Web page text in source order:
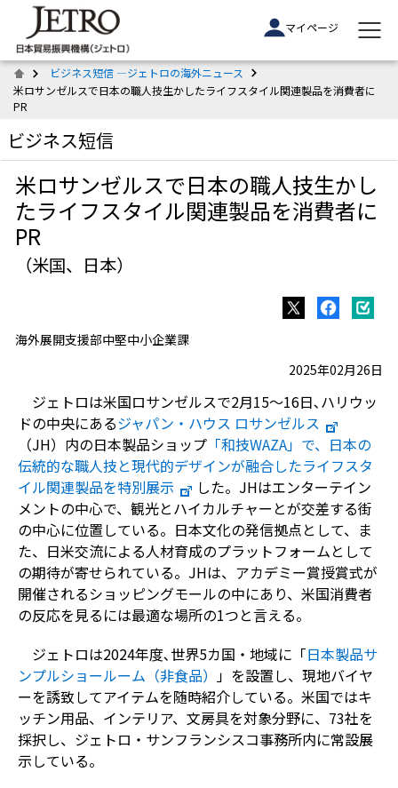
マイページ
ビジネス短信 ―ジェトロの海外ニュース
米ロサンゼルスで日本の職人技生かしたライフスタイル関連製品を消費者に
PR
ビジネス短信
米ロサンゼルスで日本の職人技生かし
たライフスタイル関連製品を消費者に
PR
（米国、日本）
海外展開支援部中堅中小企業課
2025年02月26日
ジェトロは米国ロサンゼルスで2月15～16日､ハリウッ
ドの中央にあるジャパン・ハウス ロサンゼルス
（JH）内の日本製品ショップ「和技WAZA」で、日本の
伝統的な職人技と現代的デザインが融合したライフスタ
イル関連製品を特別展示
した。 JHはエンターテイン
メントの中心で、観光とハイカルチャーとが交差する街
の中心に位置している。日本文化の発信拠点として、ま
た、日米交流による人材育成のプラットフォームとして
の期待が寄せられている。 JHは、アカデミー賞授賞式が
開催されるショッピングモールの中にあり、米国消費者
の反応を見るには最適な場所の1つと言える。
ジェトロは2024年度､世界5カ国・地域に「日本製品サ
ンプルショールーム（非食品） 」を設置し、現地バイヤ
ーを誘致してアイテムを随時紹介している。米国ではキ
ッチン用品、インテリア、文房具を対象分野に、 73社を
採択し、ジェトロ・サンフランシスコ事務所内に常設展
示している。